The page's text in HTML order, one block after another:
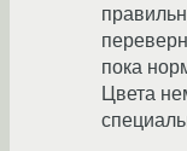
пока
Цвета